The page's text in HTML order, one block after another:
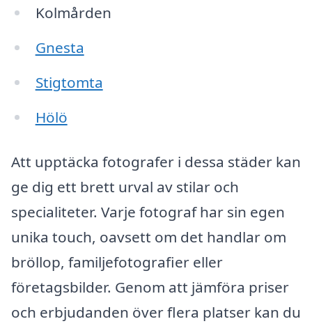
Kolmården
Gnesta
Stigtomta
Hölö
Att upptäcka fotografer i dessa städer kan
ge dig ett brett urval av stilar och
specialiteter. Varje fotograf har sin egen
unika touch, oavsett om det handlar om
bröllop, familjefotografier eller
företagsbilder. Genom att jämföra priser
och erbjudanden över flera platser kan du